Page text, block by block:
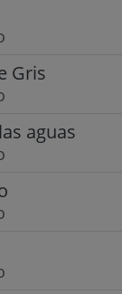
Gris
aguas